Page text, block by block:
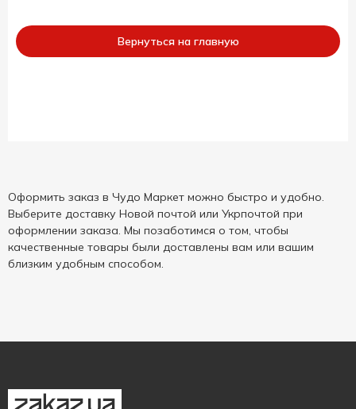
Вернуться на главную
Оформить заказ в Чудо Маркет можно быстро и удобно.
Выберите доставку Новой почтой или Укрпочтой при
оформлении заказа. Мы позаботимся о том, чтобы
качественные товары были доставлены вам или вашим
близким удобным способом.